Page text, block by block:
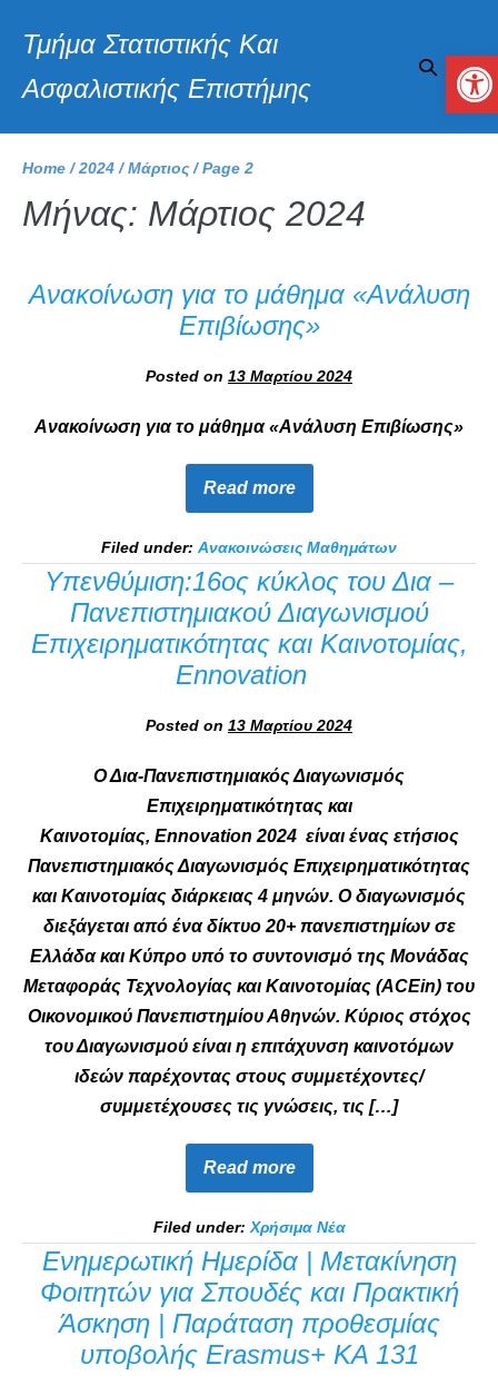
Τμήμα Στατιστικής Και
Ασφαλιστικής Επιστήμης
Home /2024 /Μάρτιος /Page 2
Μήνας: Μάρτιος 2024
Ανακοίνωση για το μάθημα «Ανάλυση
Επιβίωσης»
Posted on 13 Μαρτίου 2024
Ανακοίνωση για το μάθημα «Ανάλυση Επιβίωσης»
Read more
Filed under: Ανακοινώσεις Μαθημάτων
Υπενθύμιση:16ος κύκλος του Δια –
Πανεπιστημιακού Διαγωνισμού
Επιχειρηματικότητας και Καινοτομίας,
Ennovation
Posted on 13 Μαρτίου 2024
Ο Δια-Πανεπιστημιακός Διαγωνισμός
Επιχειρηματικότητας και
Καινοτομίας, Ennovation 2024 είναι ένας ετήσιος
Πανεπιστημιακός Διαγωνισμός Επιχειρηματικότητας
και Καινοτομίας διάρκειας 4 μηνών. Ο διαγωνισμός
διεξάγεται από ένα δίκτυο 20+ πανεπιστημίων σε
Ελλάδα και Κύπρο υπό το συντονισμό της Μονάδας
Μεταφοράς Τεχνολογίας και Καινοτομίας (ACEin) του
Οικονομικού Πανεπιστημίου Αθηνών. Κύριος στόχος
του Διαγωνισμού είναι η επιτάχυνση καινοτόμων
ιδεών παρέχοντας στους συμμετέχοντες/
συμμετέχουσες τις γνώσεις, τις […]
Read more
Filed under: Χρήσιμα Νέα
Ενημερωτική Ημερίδα | Μετακίνηση
Φοιτητών για Σπουδές και Πρακτική
Άσκηση | Παράταση προθεσμίας
υποβολής Erasmus+ KA 131